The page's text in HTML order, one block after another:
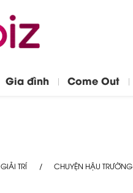
Gia đình Come Out
GIẢI TRÍ CHUYỆN HẬU TRƯỜNG